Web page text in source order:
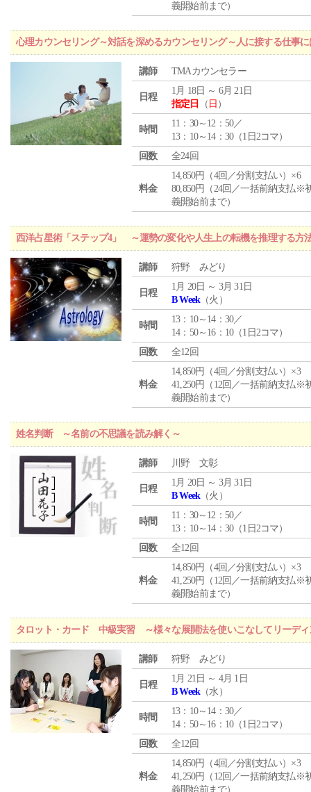
義開始前まで）
心理カウンセリング～対話を深めるカウンセリング～人に接する仕事
講師 TMAカウンセラー
日程
1月 18日 ～ 6月 21日
指定日
（ 日 ）
時間
11：30～12：50／
13：10～14：30（1日2コマ）
回数
全24回
料金
14,850円（4回／分割支払い）×6
80,850円（24回／一括前納支払※
義開始前まで）
西洋占星術「ステップ4」 ～運勢の変化や人生上の転機を推理する方
講師 狩野 みどり
日程
1月 20日 ～ 3月 31日
B Week（火）
時間
13：10～14：30／
14：50～16：10（1日2コマ）
回数
全12回
料金
14,850円（4回／分割支払い）×3
41,250円（12回／一括前納支払※
義開始前まで）
姓名判断 ～名前の不思議を読み解く～
講師 川野 文彰
日程
1月 20日 ～ 3月 31日
B Week（火）
時間
11：30～12：50／
13：10～14：30（1日2コマ）
回数
全12回
料金
14,850円（4回／分割支払い）×3
41,250円（12回／一括前納支払※
義開始前まで）
タロット・カード 中級実習 ～様々な展開法を使いこなしてリーディ
講師 狩野 みどり
日程
1月 21日 ～ 4月 1日
B Week（水）
時間
13：10～14：30／
14：50～16：10（1日2コマ）
回数
全12回
料金
14,850円（4回／分割支払い）×3
41,250円（12回／一括前納支払※
義開始前まで）